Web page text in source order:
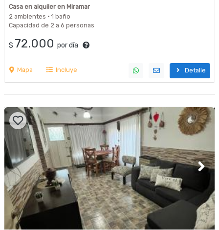
Casa en alquiler en Miramar
2 ambientes · 1 baño
Capacidad de 2 a 6 personas
$ 72.000 por día
Mapa Incluye Detalle